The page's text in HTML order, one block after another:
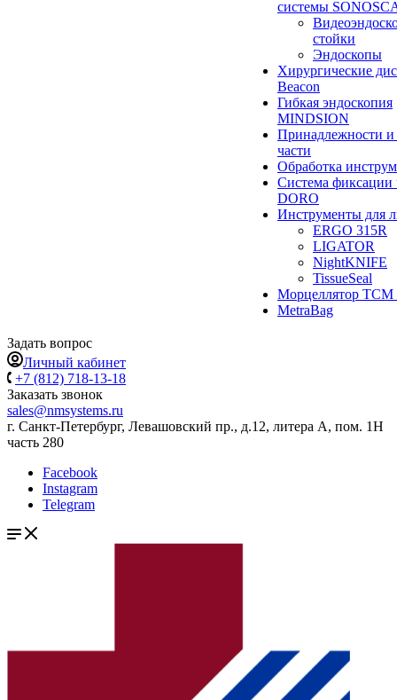
системы
стойки
Эндоскопы
Хирургические
Beacon
Гибкая эндоскопия
MINDSION
Принадлежности и
части
Обработка
Система фиксации
DORO
Инструменты для
ERGO 315R
LIGATOR
NightKNIFE
TissueSeal
Морцеллятор ТСМ
MetraBag
Задать вопрос
Личный кабинет
+7 (812) 718-13-18
Заказать звонок
sales@nmsystems.ru
г. Санкт-Петербург, Левашовский пр., д.12, литера А, пом. 1Н
часть 280
Facebook
Instagram
Telegram